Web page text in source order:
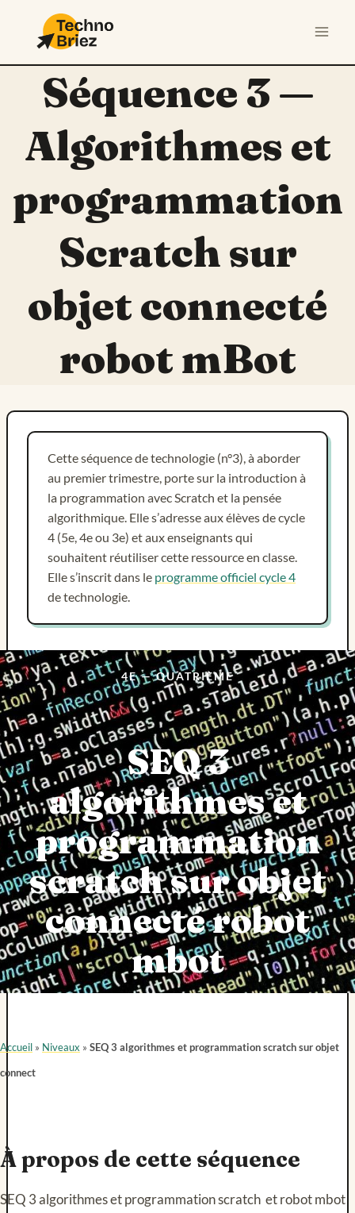
contenu
Séquence 3 —
Algorithmes et
programmation
Scratch sur
objet connecté
robot mBot
Cette séquence de technologie (n°3), à aborder
au premier trimestre, porte sur la introduction à
la programmation avec Scratch et la pensée
algorithmique. Elle s’adresse aux élèves de cycle
4 (5e, 4e ou 3e) et aux enseignants qui
souhaitent réutiliser cette ressource en classe.
Elle s’inscrit dans le programme officiel cycle 4
de technologie.
4E — QUATRIÈME
SEQ 3
algorithmes et
programmation
scratch sur objet
connecté robot
mbot
Accueil » Niveaux » SEQ 3 algorithmes et programmation scratch sur objet
connect
À propos de cette séquence
SEQ 3 algorithmes et programmation scratch et robot mbot